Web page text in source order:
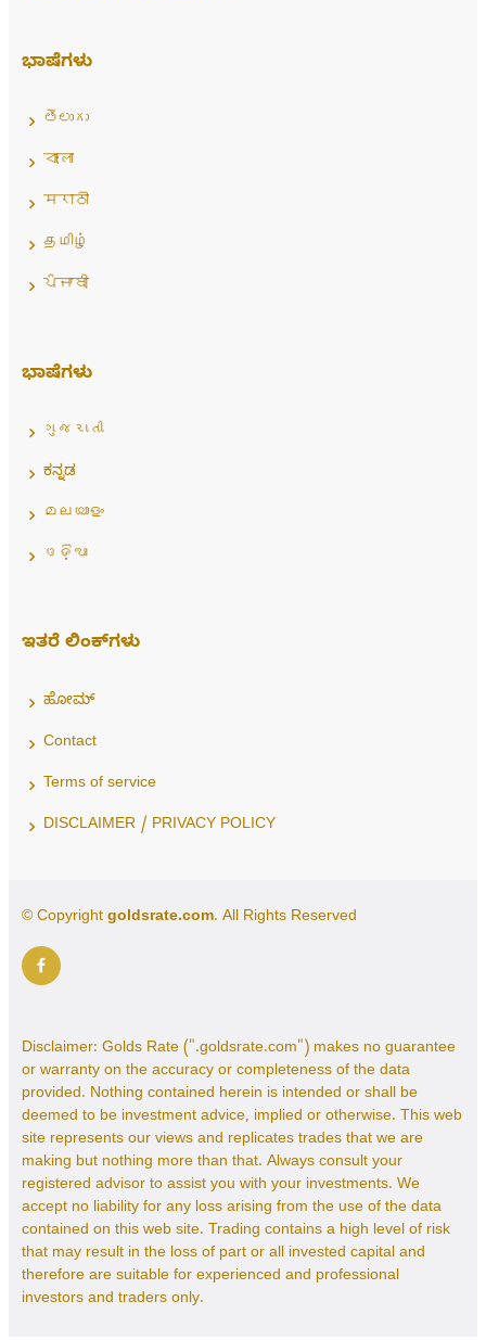
ಭಾಷೆಗಳು
తెలుగు
বাংলা
मराठी
தமிழ்
ਪੰਜਾਬੀ
ಭಾಷೆಗಳು
ગુજરાતી
ಕನ್ನಡ
മലയാളം
ଓଡ଼ିଆ
ಇತರೆ ಲಿಂಕ್‌ಗಳು
ಹೋಮ್
Contact
Terms of service
DISCLAIMER / PRIVACY POLICY
© Copyright goldsrate.com. All Rights Reserved
Disclaimer: Golds Rate (".goldsrate.com") makes no guarantee
or warranty on the accuracy or completeness of the data
provided. Nothing contained herein is intended or shall be
deemed to be investment advice, implied or otherwise. This web
site represents our views and replicates trades that we are
making but nothing more than that. Always consult your
registered advisor to assist you with your investments. We
accept no liability for any loss arising from the use of the data
contained on this web site. Trading contains a high level of risk
that may result in the loss of part or all invested capital and
therefore are suitable for experienced and professional
investors and traders only.